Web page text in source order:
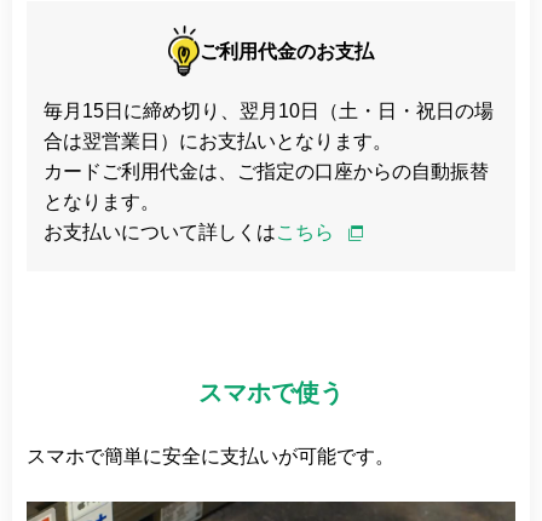
ご利用代金のお支払
毎月15日に締め切り、翌月10日（土・日・祝日の場
合は翌営業日）にお支払いとなります。
カードご利用代金は、ご指定の口座からの自動振替
となります。
お支払いについて詳しくはこちら
スマホで使う
スマホで簡単に安全に支払いが可能です。